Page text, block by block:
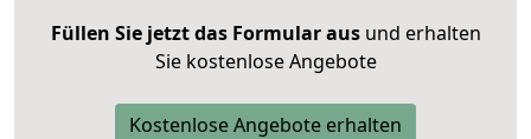
Füllen Sie jetzt das Formular ausund erhalten
Sie kostenlose Angebote
Kostenlose Angebote erhalten